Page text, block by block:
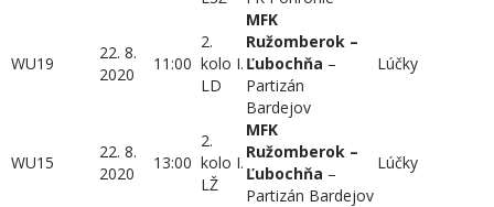
WU19
22. 8.
2020
11:00
2.
kolo I.
LD
MFK
Ružomberok –
Ľubochňa –
Partizán
Bardejov
Lúčky
WU15
22. 8.
2020
13:00
2.
kolo I.
LŽ
MFK
Ružomberok –
Ľubochňa –
Partizán Bardejov
Lúčky